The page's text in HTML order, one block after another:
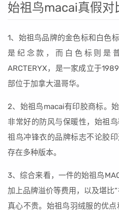
始祖鸟macai真假对
1、始祖鸟品牌的金色标和白色
是纪念款，而白色标则是
ARCTERYX，是一家成立于
部位于加拿大温哥华。
2、始祖鸟macai有印胶商标。
非常好的防风与保暖性，始祖
祖鸟冲锋衣的品牌标志不论胶
存在多种版本。
3、综合来看，一件的始祖鸟
加上品牌溢价等费用，以及堪比
真心不贵。始祖鸟羽绒服的优